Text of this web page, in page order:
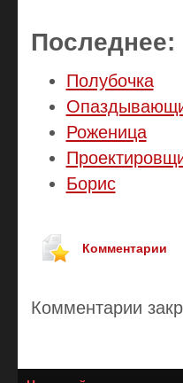
Последнее:
Полубочка
Роженица
Борис
Комментарии
Комментарии